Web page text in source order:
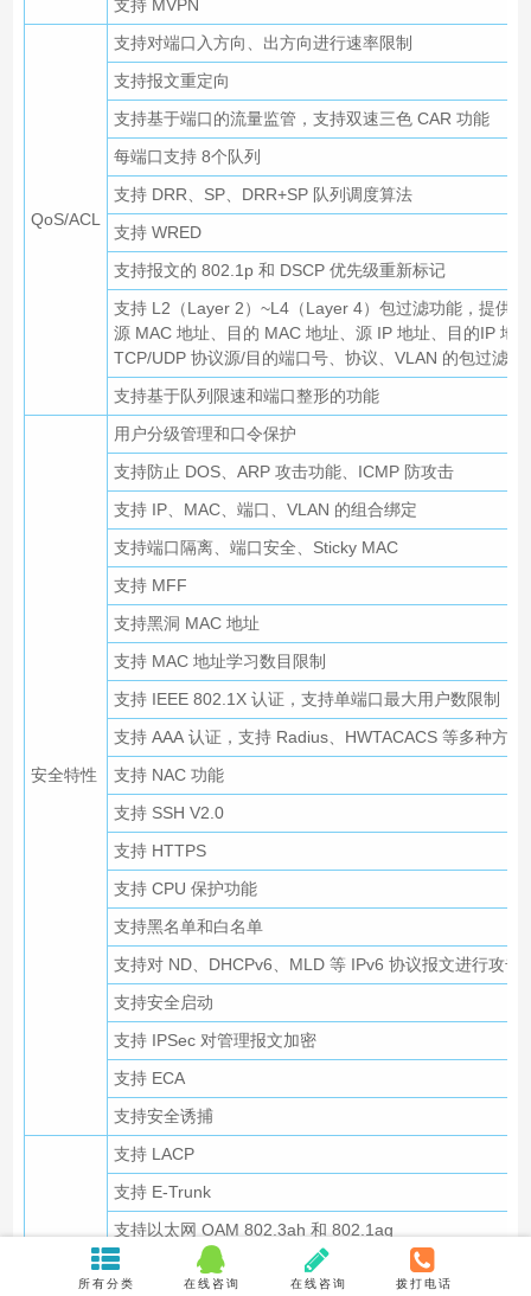
支持 MVPN
QoS/ACL
支持对端口入方向、出方向进行速率限制
支持报文重定向
支持基于端口的流量监管，支持双速三色 CAR 功能
每端口支持 8个队列
支持 DRR、SP、DRR+SP 队列调度算法
支持 WRED
支持报文的 802.1p 和 DSCP 优先级重新标记
支持 L2（Layer 2）~L4（Layer 4）包过滤功能，提供
源 MAC 地址、目的 MAC 地址、源 IP 地址、目的IP 地
TCP/UDP 协议源/目的端口号、协议、VLAN 的包过滤功
支持基于队列限速和端口整形的功能
安全特性
用户分级管理和口令保护
支持防止 DOS、ARP 攻击功能、ICMP 防攻击
支持 IP、MAC、端口、VLAN 的组合绑定
支持端口隔离、端口安全、Sticky MAC
支持 MFF
支持黑洞 MAC 地址
支持 MAC 地址学习数目限制
支持 IEEE 802.1X 认证，支持单端口最大用户数限制
支持 AAA 认证，支持 Radius、HWTACACS 等多种方式
支持 NAC 功能
支持 SSH V2.0
支持 HTTPS
支持 CPU 保护功能
支持黑名单和白名单
支持对 ND、DHCPv6、MLD 等 IPv6 协议报文进行攻击
支持安全启动
支持 IPSec 对管理报文加密
支持 ECA
支持安全诱捕
支持 LACP
支持 E-Trunk
支持以太网 OAM 802.3ah 和 802.1ag
支持 ITU-Y.1731
所有分类 在线咨询 在线咨询 拨打电话